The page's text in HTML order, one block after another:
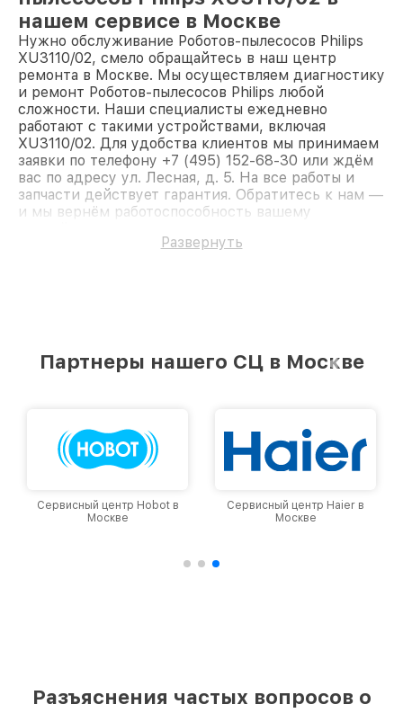
нашем сервисе в Москве
Нужно обслуживание Роботов-пылесосов Philips
XU3110/02, смело обращайтесь в наш центр
ремонта в Москве. Мы осуществляем диагностику
и ремонт Роботов-пылесосов Philips любой
сложности. Наши специалисты ежедневно
работают с такими устройствами, включая
XU3110/02. Для удобства клиентов мы принимаем
заявки по телефону +7 (495) 152-68-30 или ждём
вас по адресу ул. Лесная, д. 5. На все работы и
запчасти действует гарантия. Обратитесь к нам —
и мы вернём работоспособность вашему
Развернуть
Партнеры нашего СЦ в Москве
Сервисный центр Hobot в
Москве
Сервисный центр Haier в
Москве
Разъяснения частых вопросов о